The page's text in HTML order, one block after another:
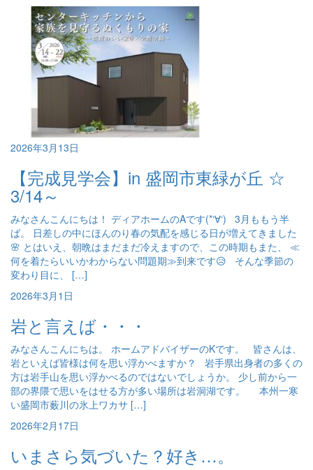
2026年3月13日
【完成見学会】in 盛岡市東緑が丘 ☆
3/14～
みなさんこんにちは！ ディアホームのAです(*‘∀‘) 3月ももう半
ば。 日差しの中にほんのり春の気配を感じる日が増えてきました
🌸 とはいえ、朝晩はまだまだ冷えますので、この時期もまた、 ≪
何を着たらいいかわからない問題期≫到来です😥 そんな季節の
変わり目に、 […]
2026年3月1日
岩と言えば・・・
みなさんこんにちは。 ホームアドバイザーのKです。 皆さんは、
岩といえば皆様は何を思い浮かべますか？ 岩手県出身者の多くの
方は岩手山を思い浮かべるのではないでしょうか。 少し前から一
部の界隈で思いをはせる方が多い場所は岩洞湖です。 本州一寒
い盛岡市薮川の氷上ワカサ […]
2026年2月17日
いまさら気づいた？好き…。